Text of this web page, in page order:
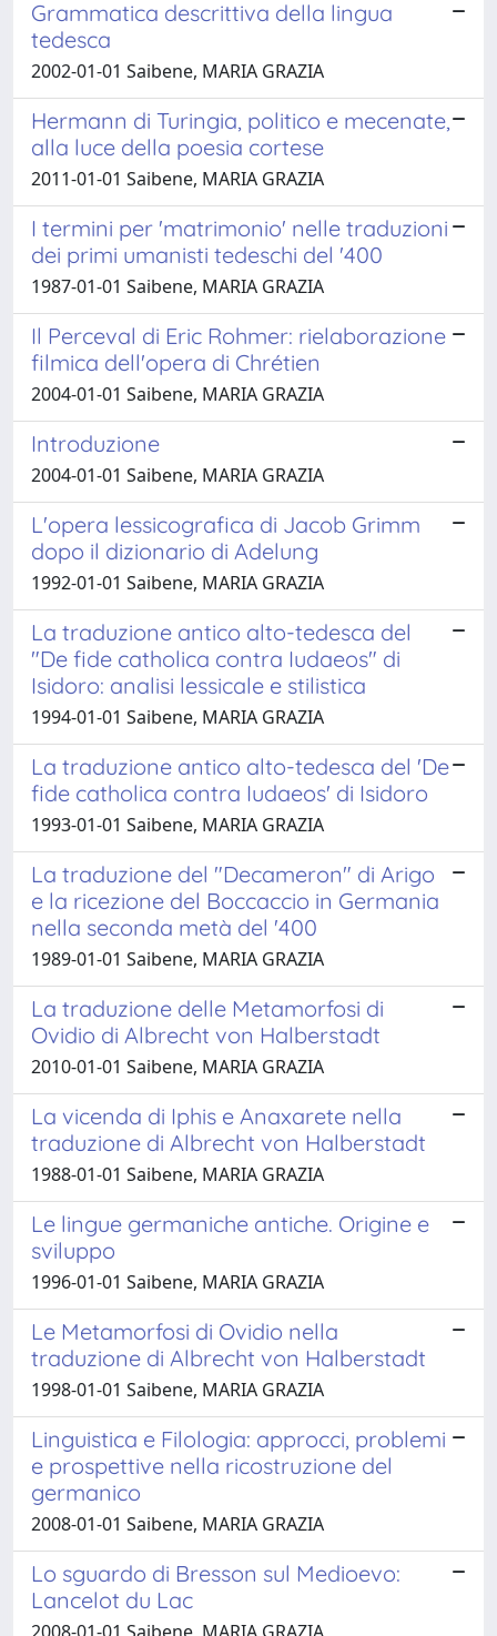
Grammatica descrittiva della lingua
tedesca
2002-01-01 Saibene, MARIA GRAZIA
Hermann di Turingia, politico e mecenate,
alla luce della poesia cortese
2011-01-01 Saibene, MARIA GRAZIA
I termini per 'matrimonio' nelle traduzioni
dei primi umanisti tedeschi del '400
1987-01-01 Saibene, MARIA GRAZIA
Il Perceval di Eric Rohmer: rielaborazione
filmica dell'opera di Chrétien
2004-01-01 Saibene, MARIA GRAZIA
Introduzione
2004-01-01 Saibene, MARIA GRAZIA
L'opera lessicografica di Jacob Grimm
dopo il dizionario di Adelung
1992-01-01 Saibene, MARIA GRAZIA
La traduzione antico alto-tedesca del
"De fide catholica contra Iudaeos" di
Isidoro: analisi lessicale e stilistica
1994-01-01 Saibene, MARIA GRAZIA
La traduzione antico alto-tedesca del 'De
fide catholica contra Iudaeos' di Isidoro
1993-01-01 Saibene, MARIA GRAZIA
La traduzione del "Decameron" di Arigo
e la ricezione del Boccaccio in Germania
nella seconda metà del '400
1989-01-01 Saibene, MARIA GRAZIA
La traduzione delle Metamorfosi di
Ovidio di Albrecht von Halberstadt
2010-01-01 Saibene, MARIA GRAZIA
La vicenda di Iphis e Anaxarete nella
traduzione di Albrecht von Halberstadt
1988-01-01 Saibene, MARIA GRAZIA
Le lingue germaniche antiche. Origine e
sviluppo
1996-01-01 Saibene, MARIA GRAZIA
Le Metamorfosi di Ovidio nella
traduzione di Albrecht von Halberstadt
1998-01-01 Saibene, MARIA GRAZIA
Linguistica e Filologia: approcci, problemi
e prospettive nella ricostruzione del
germanico
2008-01-01 Saibene, MARIA GRAZIA
Lo sguardo di Bresson sul Medioevo:
Lancelot du Lac